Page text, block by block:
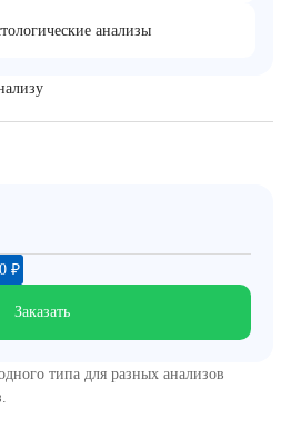
анализы
₽
Заказать
типа для разных анализов